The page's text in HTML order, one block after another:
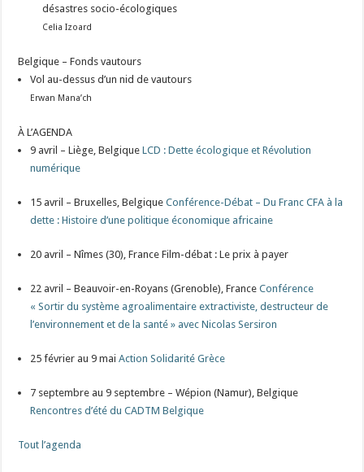
désastres socio-écologiques
Celia Izoard
Belgique – Fonds vautours
Vol au-dessus d’un nid de vautours
Erwan Mana’ch
À L’AGENDA
9 avril – Liège, Belgique LCD : Dette écologique et Révolution
numérique
15 avril – Bruxelles, Belgique Conférence-Débat – Du Franc CFA à la
dette : Histoire d’une politique économique africaine
20 avril – Nîmes (30), France Film-débat : Le prix à payer
22 avril – Beauvoir-en-Royans (Grenoble), France Conférence
« Sortir du système agroalimentaire extractiviste, destructeur de
l’environnement et de la santé » avec Nicolas Sersiron
25 février au 9 mai Action Solidarité Grèce
7 septembre au 9 septembre – Wépion (Namur), Belgique
Rencontres d’été du CADTM Belgique
Tout l’agenda